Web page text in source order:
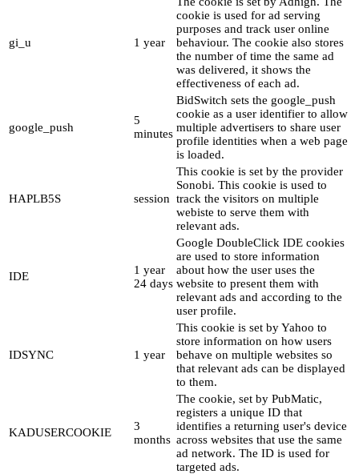
gi_u 1 year
cookie is used for ad serving
purposes and track user online
behaviour. The cookie also stores
the number of time the same ad
was delivered, it shows the
effectiveness of each ad.
google_push
5
minutes
BidSwitch sets the google_push
cookie as a user identifier to allow
multiple advertisers to share user
profile identities when a web page
is loaded.
HAPLB5S session
This cookie is set by the provider
Sonobi. This cookie is used to
track the visitors on multiple
webiste to serve them with
relevant ads.
IDE
1 year
24 days
Google DoubleClick IDE cookies
are used to store information
about how the user uses the
website to present them with
relevant ads and according to the
user profile.
IDSYNC 1 year
This cookie is set by Yahoo to
store information on how users
behave on multiple websites so
that relevant ads can be displayed
to them.
KADUSERCOOKIE
3
months
The cookie, set by PubMatic,
registers a unique ID that
identifies a returning user's device
across websites that use the same
ad network. The ID is used for
targeted ads.